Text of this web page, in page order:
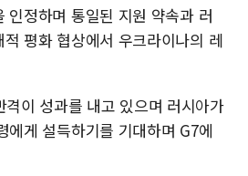
인정하며 통일된 지원 약속과 러
평화 협상에서 우크라이나의 레
이 성과를 내고 있으며 러시아가
게 설득하기를 기대하며 G7에